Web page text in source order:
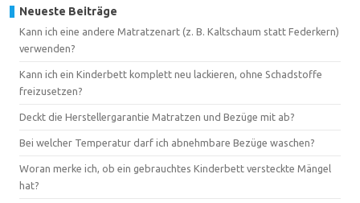
Neueste Beiträge
Kann ich eine andere Matratzenart (z. B. Kaltschaum statt Federkern)
verwenden?
Kann ich ein Kinderbett komplett neu lackieren, ohne Schadstoffe
freizusetzen?
Deckt die Herstellergarantie Matratzen und Bezüge mit ab?
Bei welcher Temperatur darf ich abnehmbare Bezüge waschen?
Woran merke ich, ob ein gebrauchtes Kinderbett versteckte Mängel
hat?